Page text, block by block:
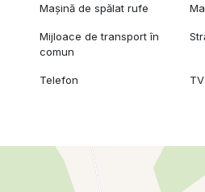
Mașină de spălat rufe
Mijloace de transport în
comun
Telefon TV